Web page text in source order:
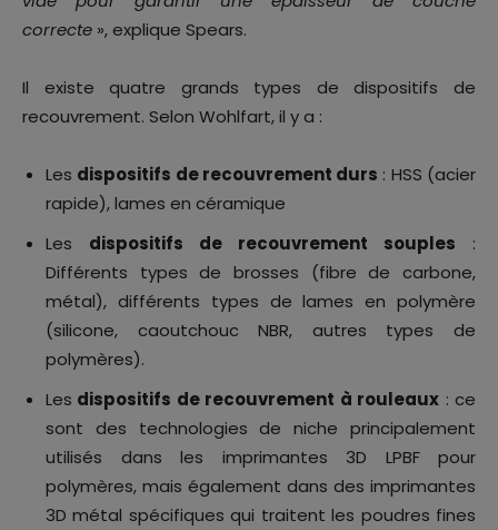
correcte », explique Spears.
Il existe quatre grands types de dispositifs de
recouvrement. Selon Wohlfart, il y a :
Les dispositifs de recouvrement durs : HSS (acier
rapide), lames en céramique
Les dispositifs de recouvrement souples :
Différents types de brosses (fibre de carbone,
métal), différents types de lames en polymère
(silicone, caoutchouc NBR, autres types de
polymères).
Les dispositifs de recouvrement à rouleaux : ce
sont des technologies de niche principalement
utilisés dans les imprimantes 3D LPBF pour
polymères, mais également dans des imprimantes
3D métal spécifiques qui traitent les poudres fines